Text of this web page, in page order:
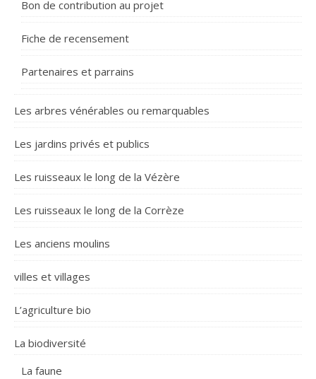
Bon de contribution au projet
Fiche de recensement
Partenaires et parrains
Les arbres vénérables ou remarquables
Les jardins privés et publics
Les ruisseaux le long de la Vézère
Les ruisseaux le long de la Corrèze
Les anciens moulins
villes et villages
L’agriculture bio
La biodiversité
La faune